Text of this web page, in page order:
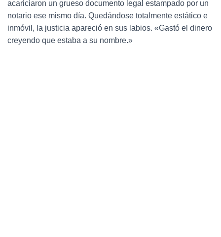
acariciaron un grueso documento legal estampado por un
notario ese mismo día. Quedándose totalmente estático e
inmóvil, la justicia apareció en sus labios. «Gastó el dinero
creyendo que estaba a su nombre.»